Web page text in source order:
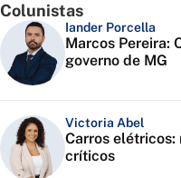
Colunistas
Iander Porcella
Marcos Pereira:
governo de MG
Victoria Abel
Carros
críticos